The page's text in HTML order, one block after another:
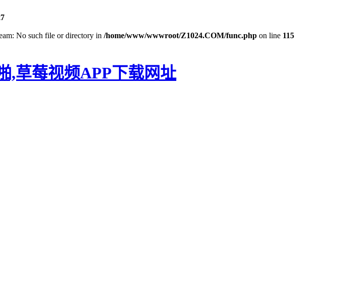
No such file or directory in /home/www/wwwroot/Z1024.COM/func.php on line 115
,草莓视频APP下载网址